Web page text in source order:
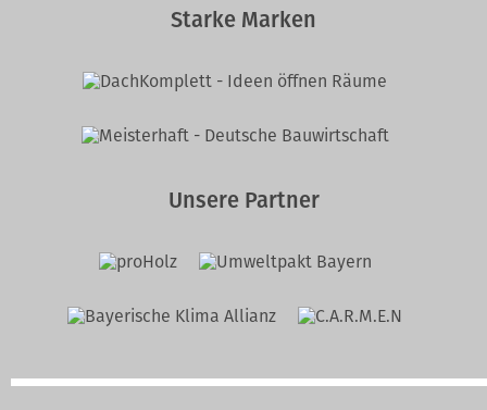
Starke Marken
Unsere Partner